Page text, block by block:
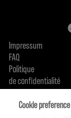
Impressum
FAQ
Politique
de confidentialité
Politique de cookie
Qui sommes-nous
Cookie preference